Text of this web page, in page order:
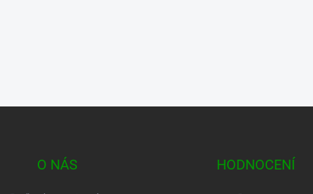
O NÁS HODNOCENÍ